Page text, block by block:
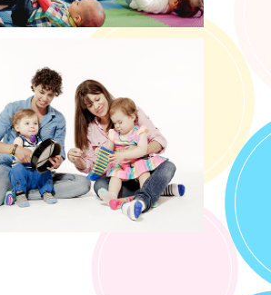
始! レッスンは9月7日からです♪ 体験レッス
、12日、31日。詳しくは無料体験のペー
す！黒門カルチャーくらぶにて、6月からお
けることになりました！しばらくは１クラ
だきますので、ご興味のある方はお早めに
定しました！無料体験は引き続き行ってい
望の方、ご質問等ある方は、お気軽にご連